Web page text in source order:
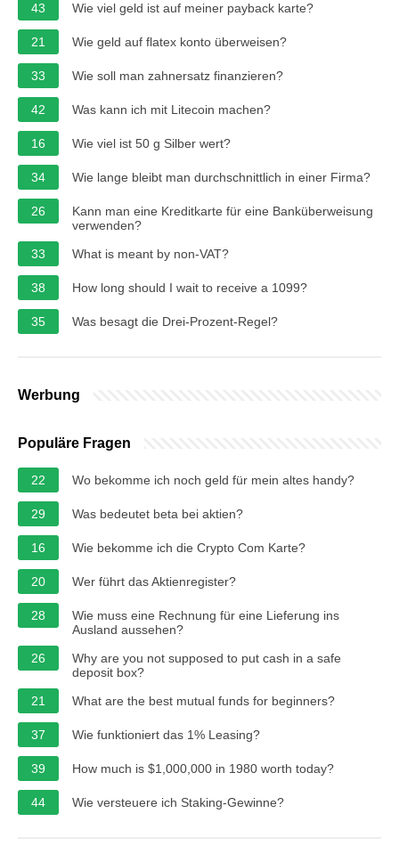
43 Wie viel geld ist auf meiner payback karte?
21 Wie geld auf flatex konto überweisen?
33 Wie soll man zahnersatz finanzieren?
42 Was kann ich mit Litecoin machen?
16 Wie viel ist 50 g Silber wert?
34 Wie lange bleibt man durchschnittlich in einer Firma?
26
Kann man eine Kreditkarte für eine Banküberweisung
verwenden?
33
What is meant by non-VAT?
38 How long should I wait to receive a 1099?
35 Was besagt die Drei-Prozent-Regel?
Werbung
Populäre Fragen
22 Wo bekomme ich noch geld für mein altes handy?
29 Was bedeutet beta bei aktien?
16 Wie bekomme ich die Crypto Com Karte?
20 Wer führt das Aktienregister?
28
Wie muss eine Rechnung für eine Lieferung ins
Ausland aussehen?
26
Why are you not supposed to put cash in a safe
deposit box?
21
What are the best mutual funds for beginners?
37 Wie funktioniert das 1% Leasing?
39 How much is $1,000,000 in 1980 worth today?
44 Wie versteuere ich Staking-Gewinne?